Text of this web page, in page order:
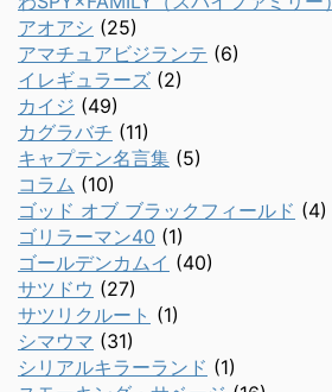
アオアシ (25)
アマチュアビジランテ (6)
イレギュラーズ (2)
カイジ (49)
カグラバチ (11)
キャプテン名言集 (5)
コラム (10)
ゴッド オブ ブラックフィールド (4)
ゴリラーマン40 (1)
ゴールデンカムイ (40)
サツドウ (27)
サツリクルート (1)
シマウマ (31)
シリアルキラーランド (1)